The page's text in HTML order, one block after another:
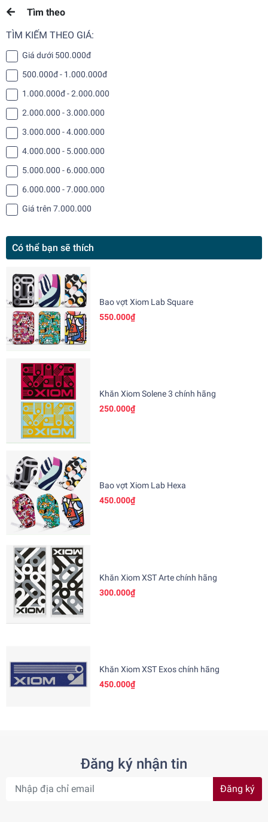
Tìm theo
TÌM KIẾM THEO GIÁ:
Giá dưới 500.000đ
500.000đ - 1.000.000đ
1.000.000đ - 2.000.000
2.000.000 - 3.000.000
3.000.000 - 4.000.000
4.000.000 - 5.000.000
5.000.000 - 6.000.000
6.000.000 - 7.000.000
Giá trên 7.000.000
Có thể bạn sẽ thích
Bao vợt Xiom Lab Square
550.000₫
Khăn Xiom Solene 3 chính hãng
250.000₫
Bao vợt Xiom Lab Hexa
450.000₫
Khăn Xiom XST Arte chính hãng
300.000₫
Khăn Xiom XST Exos chính hãng
450.000₫
Đăng ký nhận tin
Đăng ký